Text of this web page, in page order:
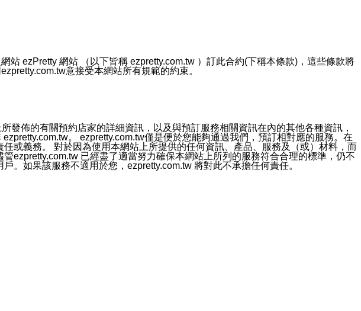
訊息。
滿足以下三個條件者，將可收到通知型訊息。
ezPretty 網站 （以下皆稱 ezpretty.com.tw ）訂此合約(下稱本條款)，這些條款將
意接受本網站所有規範的約束。
佈的有關預約店家的詳細資訊，以及與預訂服務相關資訊在內的其他各種資訊，
。 ezpretty.com.tw僅是便於您能夠通過我們，預訂相對應的服務。在
或義務。 對於因為使用本網站上所提供的任何資訊、產品、服務及（或）材料，而
ezpretty.com.tw 已經盡了適當努力確保本網站上所列的服務符合合理的標準，仍不
。如果該服務不適用於您，ezpretty.com.tw 將對此不承擔任何責任。